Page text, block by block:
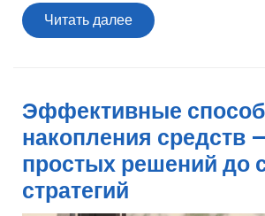
Читать далееЧитать
далее
Эффективные
накопления средств
простых решений до
стратегий